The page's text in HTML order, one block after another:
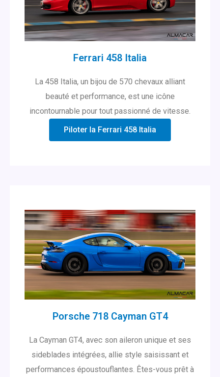
Ferrari 458 Italia
La 458 Italia, un bijou de 570 chevaux alliant
beauté et performance, est une icône
incontournable pour tout passionné de vitesse.
Piloter la Ferrari 458 Italia
Porsche 718 Cayman GT4
La Cayman GT4, avec son aileron unique et ses
sideblades intégrées, allie style saisissant et
performances époustouflantes. Êtes-vous prêt à